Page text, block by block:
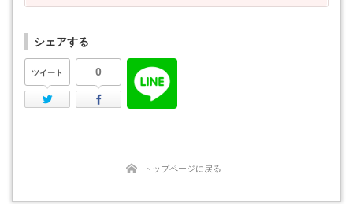
シェアする
ツイート
Twitter
0
Facebook
トップページに戻る